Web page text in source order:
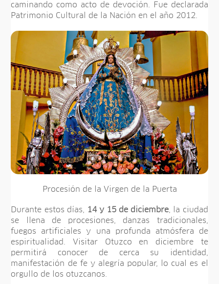
caminando como acto de devoción. Fue declarada
Patrimonio Cultural de la Nación en el año 2012.
Procesión de la Virgen de la Puerta
Durante estos días, 14 y 15 de diciembre , la ciudad
se llena de procesiones, danzas tradicionales,
fuegos artificiales y una profunda atmósfera de
espiritualidad. Visitar Otuzco en diciembre te
permitirá conocer de cerca su identidad,
manifestación de fe y alegría popular, lo cual es el
orgullo de los otuzcanos.